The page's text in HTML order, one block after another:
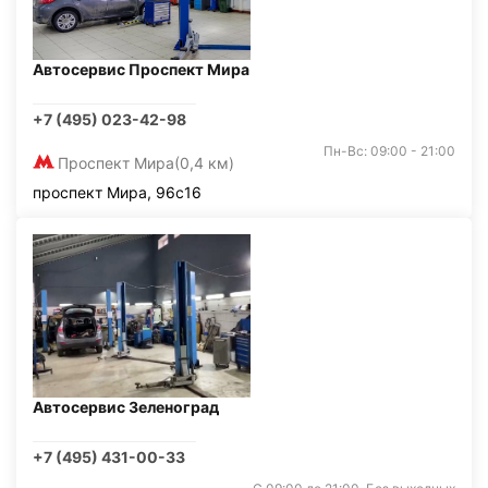
Автосервис Проспект Мира
+7 (495) 023-42-98
Проспект Мира(0,4 км)
Пн-Вс: 09:00 - 21:00
проспект Мира, 96с16
Автосервис Зеленоград
+7 (495) 431-00-33